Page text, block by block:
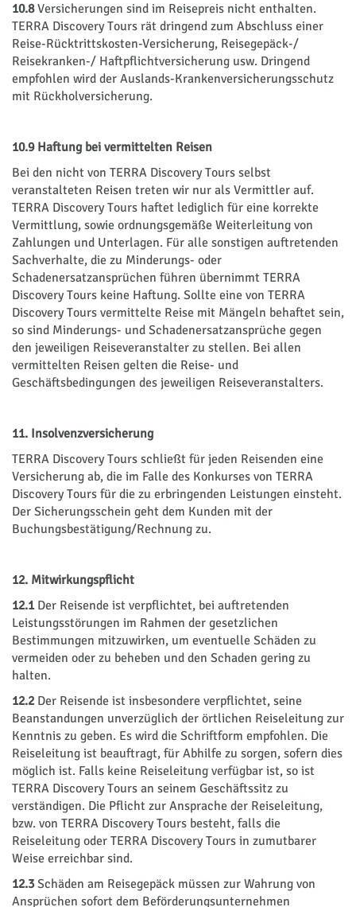
10.8Versicherungen sind im Reisepreis nicht enthalten.
TERRA Discovery Tours rät dringend zum Abschluss einer
Reise-Rücktrittskosten-Versicherung, Reisegepäck-/
Reisekranken-/ Haftpflichtversicherung usw. Dringend
empfohlen wird der Auslands-Krankenversicherungsschutz
mit Rückholversicherung.
10.9 Haftung bei vermittelten Reisen
Bei den nicht von TERRA Discovery Tours selbst
veranstalteten Reisen treten wir nur als Vermittler auf.
TERRA Discovery Tours haftet lediglich für eine korrekte
Vermittlung, sowie ordnungsgemäße Weiterleitung von
Zahlungen und Unterlagen. Für alle sonstigen auftretenden
Sachverhalte, die zu Minderungs- oder
Schadenersatzansprüchen führen übernimmt TERRA
Discovery Tours keine Haftung. Sollte eine von TERRA
Discovery Tours vermittelte Reise mit Mängeln behaftet sein,
so sind Minderungs- und Schadenersatzansprüche gegen
den jeweiligen Reiseveranstalter zu stellen. Bei allen
vermittelten Reisen gelten die Reise- und
Geschäftsbedingungen des jeweiligen Reiseveranstalters.
11. Insolvenzversicherung
TERRA Discovery Tours schließt für jeden Reisenden eine
Versicherung ab, die im Falle des Konkurses von TERRA
Discovery Tours für die zu erbringenden Leistungen einsteht.
Der Sicherungsschein geht dem Kunden mit der
Buchungsbestätigung/Rechnung zu.
12. Mitwirkungspflicht
12.1Der Reisende ist verpflichtet, bei auftretenden
Leistungsstörungen im Rahmen der gesetzlichen
Bestimmungen mitzuwirken, um eventuelle Schäden zu
vermeiden oder zu beheben und den Schaden gering zu
halten.
12.2Der Reisende ist insbesondere verpflichtet, seine
Beanstandungen unverzüglich der örtlichen Reiseleitung zur
Kenntnis zu geben. Es wird die Schriftform empfohlen. Die
Reiseleitung ist beauftragt, für Abhilfe zu sorgen, sofern dies
möglich ist. Falls keine Reiseleitung verfügbar ist, so ist
TERRA Discovery Tours an seinem Geschäftssitz zu
verständigen. Die Pflicht zur Ansprache der Reiseleitung,
bzw. von TERRA Discovery Tours besteht, falls die
Reiseleitung oder TERRA Discovery Tours in zumutbarer
Weise erreichbar sind.
12.3Schäden am Reisegepäck müssen zur Wahrung von
Ansprüchen sofort dem Beförderungsunternehmen